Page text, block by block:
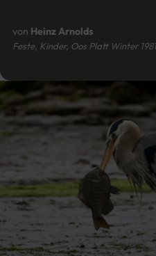
von Heinz Arnolds
Feste, Kinder, Oos Platt Winter